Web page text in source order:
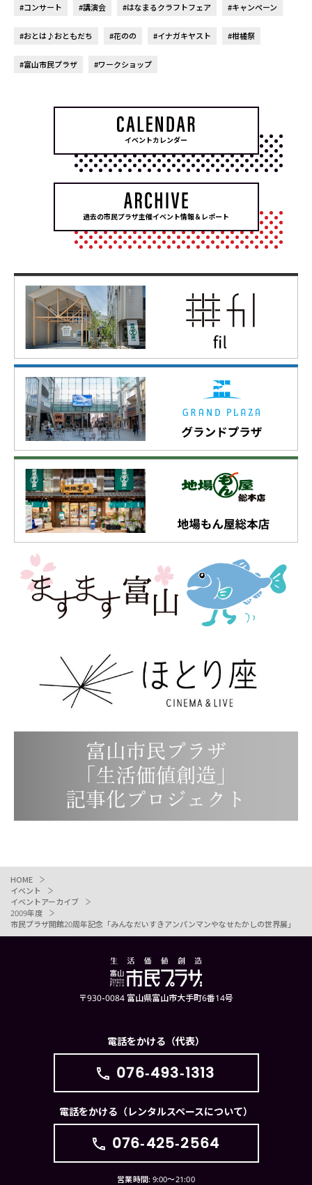
#コンサート #講演会 #はなまるクラフトフェア #キャンペーン
#おとは♪おともだち #花のの #イナガキヤスト #柑橘祭
#富山市民プラザ #ワークショップ
イベントカレンダー
過去の市民プラザ主催イベント情報＆レポート
HOME
イベント
イベントアーカイブ
2009年度
市民プラザ開館20周年記念「みんなだいすきアンパンマンやなせたかしの世界展」
〒930-0084 富山県富山市大手町6番14号
電話をかける（代表）
076-493-1313
電話をかける（レンタルスペースについて）
076-425-2564
営業時間: 9:00〜21:00